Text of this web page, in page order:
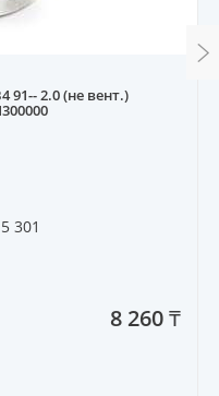
91-- 2.0 (не вент.)
301
8 260 ₸